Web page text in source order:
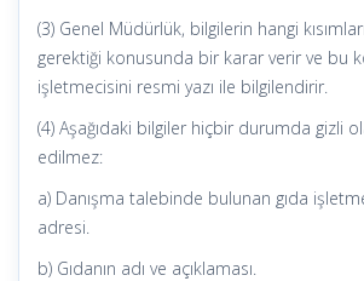
(3) Genel Müdürlük, bilgilerin hangi
gerektiği konusunda bir karar verir ve bu
işletmecisini resmi yazı ile bilgilendirir.
(4) Aşağıdaki bilgiler hiçbir durumda gizli
edilmez:
a) Danışma talebinde bulunan gıda
adresi.
b) Gıdanın adı ve açıklaması.